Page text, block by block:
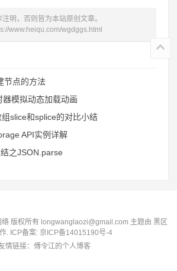
明，否则皆为本站原创文章。
www.heiqu.com/wgdggs.html
节点的方法
模拟动态加载动画
slice和splice的对比小结
API实例详解
之JSON.parse
版权所有 longwanglaozi@gmail.com 主题由 黑区
. ICP备案: 京ICP备14015190号-4
情链接： 傅令江的个人博客